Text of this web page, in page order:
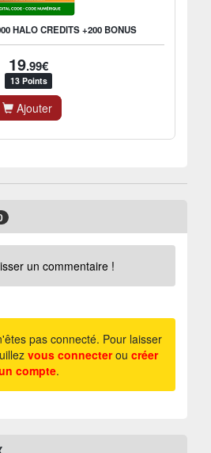
HALO CREDITS +200 BONUS
19.99€
13 Points
Ajouter
un commentaire !
pas connecté. Pour laisser
vous connecterou créer
compte.